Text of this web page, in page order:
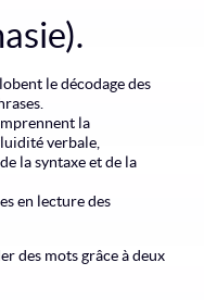
le décodage des
la
verbale,
la syntaxe et de la
en lecture des
des mots grâce à deux